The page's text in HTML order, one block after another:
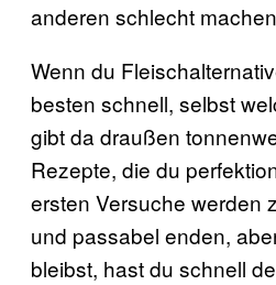
anderen schlecht
Wenn du
besten schnell, selbst
gibt da draußen
Rezepte, die du
ersten Versuche werden
und passabel enden,
bleibst, hast du schnell